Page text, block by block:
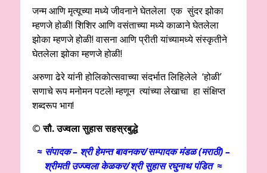
जन्म आणि मृत्यूच्या मध्ये जीवनाने घेतलेला एक सुंदर झोका
म्हणजे होळी! शिशिर आणि वसंताच्या मध्ये काळाने घेतलेला
झोका म्हणजे होळी! वासना आणि प्रीती यांच्यामध्ये संस्कृतीने
घेतलेला झोका म्हणजे होळी!
अरुणा ढेरे यांनी होलिकोत्सवाच्या संदर्भात लिहिलेले ‘होळी’
सणाचे रूप मनोमन पटले! म्हणून त्यांच्या लेखाचा हा संक्षिप्त
शब्दरूप भाग!
© सौ. उज्वला सुहास सहस्रबुद्धे
≈ संपादक – श्री हेमन्त बावनकर/सम्पादक मंडळ (मराठी) –
श्रीमती उज्ज्वला केळकर/श्री सुहास रघुनाथ पंडित ≈